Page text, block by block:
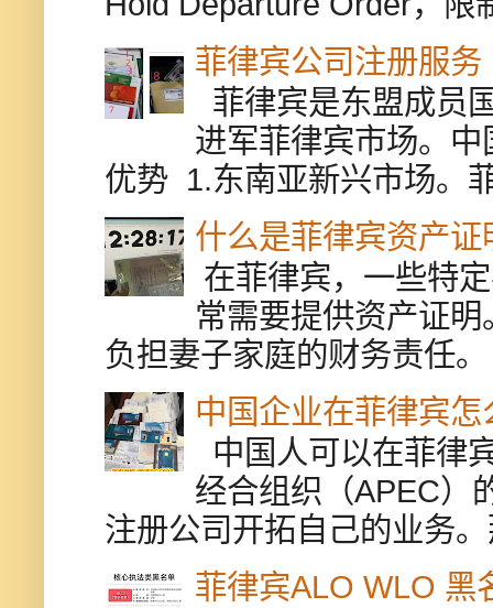
菲律宾公司注册服务
菲律宾是东盟成员
进军菲律宾市场。
优势 1.东南亚新兴市场。
什么是菲律宾资产证
在菲律宾，一些特
常需要提供资产证
负担妻子家庭的财务责任
中国企业在菲律宾怎
中国人可以在菲律
经合组织（APEC）
注册公司开拓自己的业务
菲律宾ALO WLO 黑